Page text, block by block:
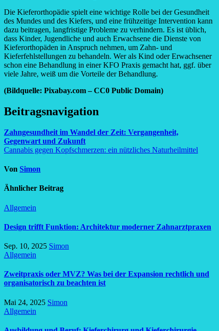
Die Kieferorthopädie spielt eine wichtige Rolle bei der Gesundheit
des Mundes und des Kiefers, und eine frühzeitige Intervention kann
dazu beitragen, langfristige Probleme zu verhindern. Es ist üblich,
dass Kinder, Jugendliche und auch Erwachsene die Dienste von
Kieferorthopäden in Anspruch nehmen, um Zahn- und
Kieferfehlstellungen zu behandeln. Wer als Kind oder Erwachsener
schon eine Behandlung in einer KFO Praxis gemacht hat, ggf. über
viele Jahre, weiß um die Vorteile der Behandlung.
(Bildquelle: Pixabay.com – CC0 Public Domain)
Beitragsnavigation
Zahngesundheit im Wandel der Zeit: Vergangenheit,
Gegenwart und Zukunft
Cannabis gegen Kopfschmerzen: ein nützliches Naturheilmittel
Von Simon
Ähnlicher Beitrag
Allgemein
Design trifft Funktion: Architektur moderner Zahnarztpraxen
Sep. 10, 2025 Simon
Allgemein
Zweitpraxis oder MVZ? Was bei der Expansion rechtlich und
organisatorisch zu beachten ist
Mai 24, 2025 Simon
Allgemein